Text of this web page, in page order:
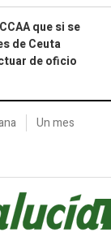
que si se
de Ceuta
de oficio
Un mes